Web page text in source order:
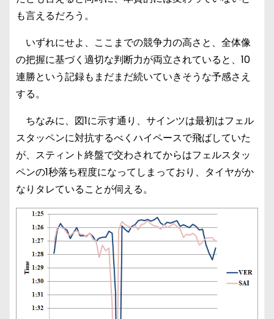
も言えるだろう。
いずれにせよ、ここまでの競争力の高さと、全体像
の把握に基づく適切な判断力が両立されていると、10
連勝という記録もまだまだ続いていきそうな予感さえ
する。
ちなみに、図1に示す通り、サインツは最初はフェル
スタッペンに対抗するべくハイペースで飛ばしていた
が、スティント終盤で交わされてからはフェルスタッ
ペンの1秒落ち程度になってしまっており、タイヤがか
なりタレていることが伺える。